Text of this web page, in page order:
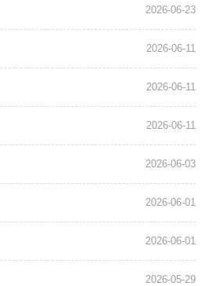
2026-06-23
2026-06-11
2026-06-11
2026-06-11
2026-06-03
2026-06-01
2026-06-01
2026-05-29